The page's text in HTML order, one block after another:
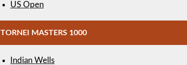
US Open
TORNEI MASTERS 1000
Indian Wells